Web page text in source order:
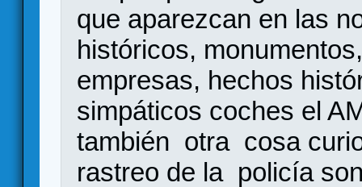
que aparezcan en las
históricos,
empresas, hechos
simpáticos coches el
también otra cosa
rastreo de la policía